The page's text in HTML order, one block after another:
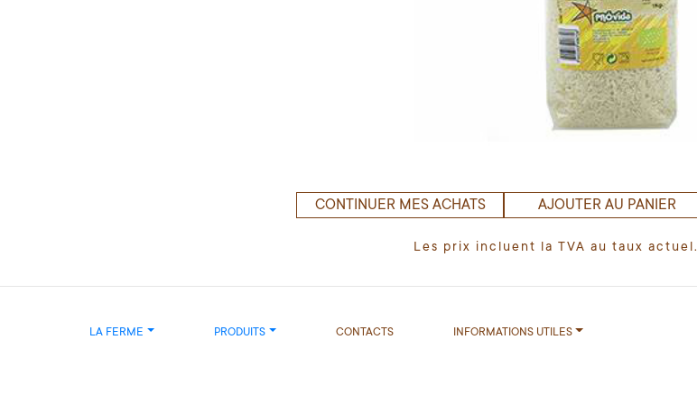
CONTINUER MES ACHATS AJOUTER AU PANIER
Les prix incluent la TVA au taux actuel.
LA FERME PRODUITS CONTACTS INFORMATIONS UTILES